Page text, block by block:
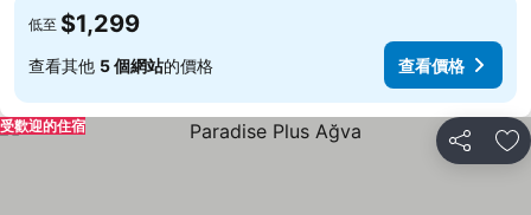
低至 $1,299
查看其他 5 個網站的價格 查看價格
分享 加
受歡迎的住宿